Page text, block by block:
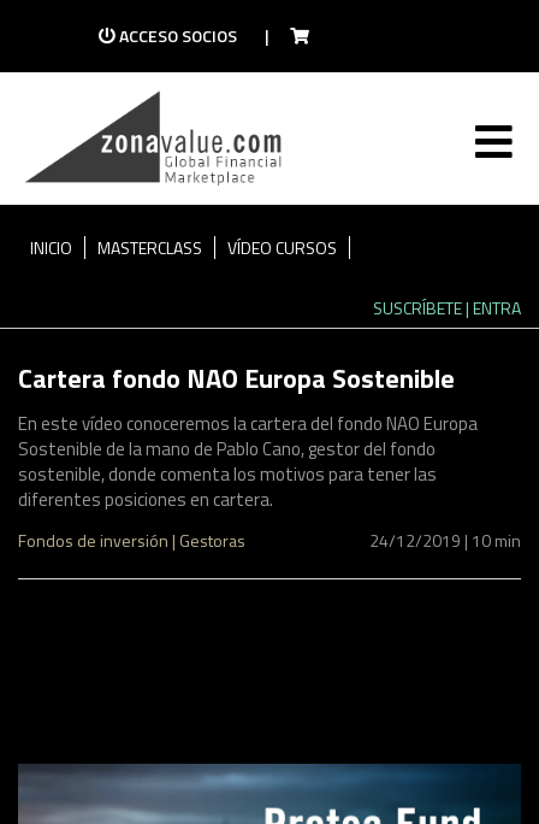
ACCESO SOCIOS |
ZONAVALUE TV
Descubre la mayor plataforma de vídeo del
mundo de las finanzas
INICIO MASTERCLASS VÍDEO CURSOS
SUSCRÍBETE| ENTRA
Cartera fondo NAO Europa Sostenible
En este vídeo conoceremos la cartera del fondo NAO Europa
Sostenible de la mano de Pablo Cano, gestor del fondo
sostenible, donde comenta los motivos para tener las
diferentes posiciones en cartera.
Fondos de inversión | Gestoras 24/12/2019 | 10 min